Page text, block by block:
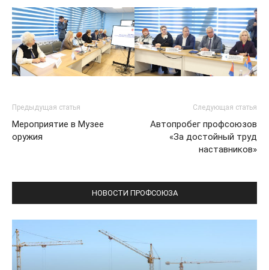
Предыдущая статья
Мероприятие в Музее
оружия
Следующая статья
Автопробег профсоюзов
«За достойный труд
наставников»
НОВОСТИ ПРОФСОЮЗА